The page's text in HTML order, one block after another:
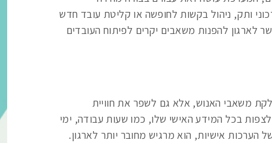
ותק, ניהול בקשות לחופשה או קליטת עובד חדש
לארגון להפנות משאבים יקרים לפיתוח העובדים
משאבי האנוש, אלא גם לשפר את חוויית
בכל המידע האישי שלו, כמו שעות עבודה, ימי
הערכות אישיות, הוא מרגיש מחובר יותר לארגון.